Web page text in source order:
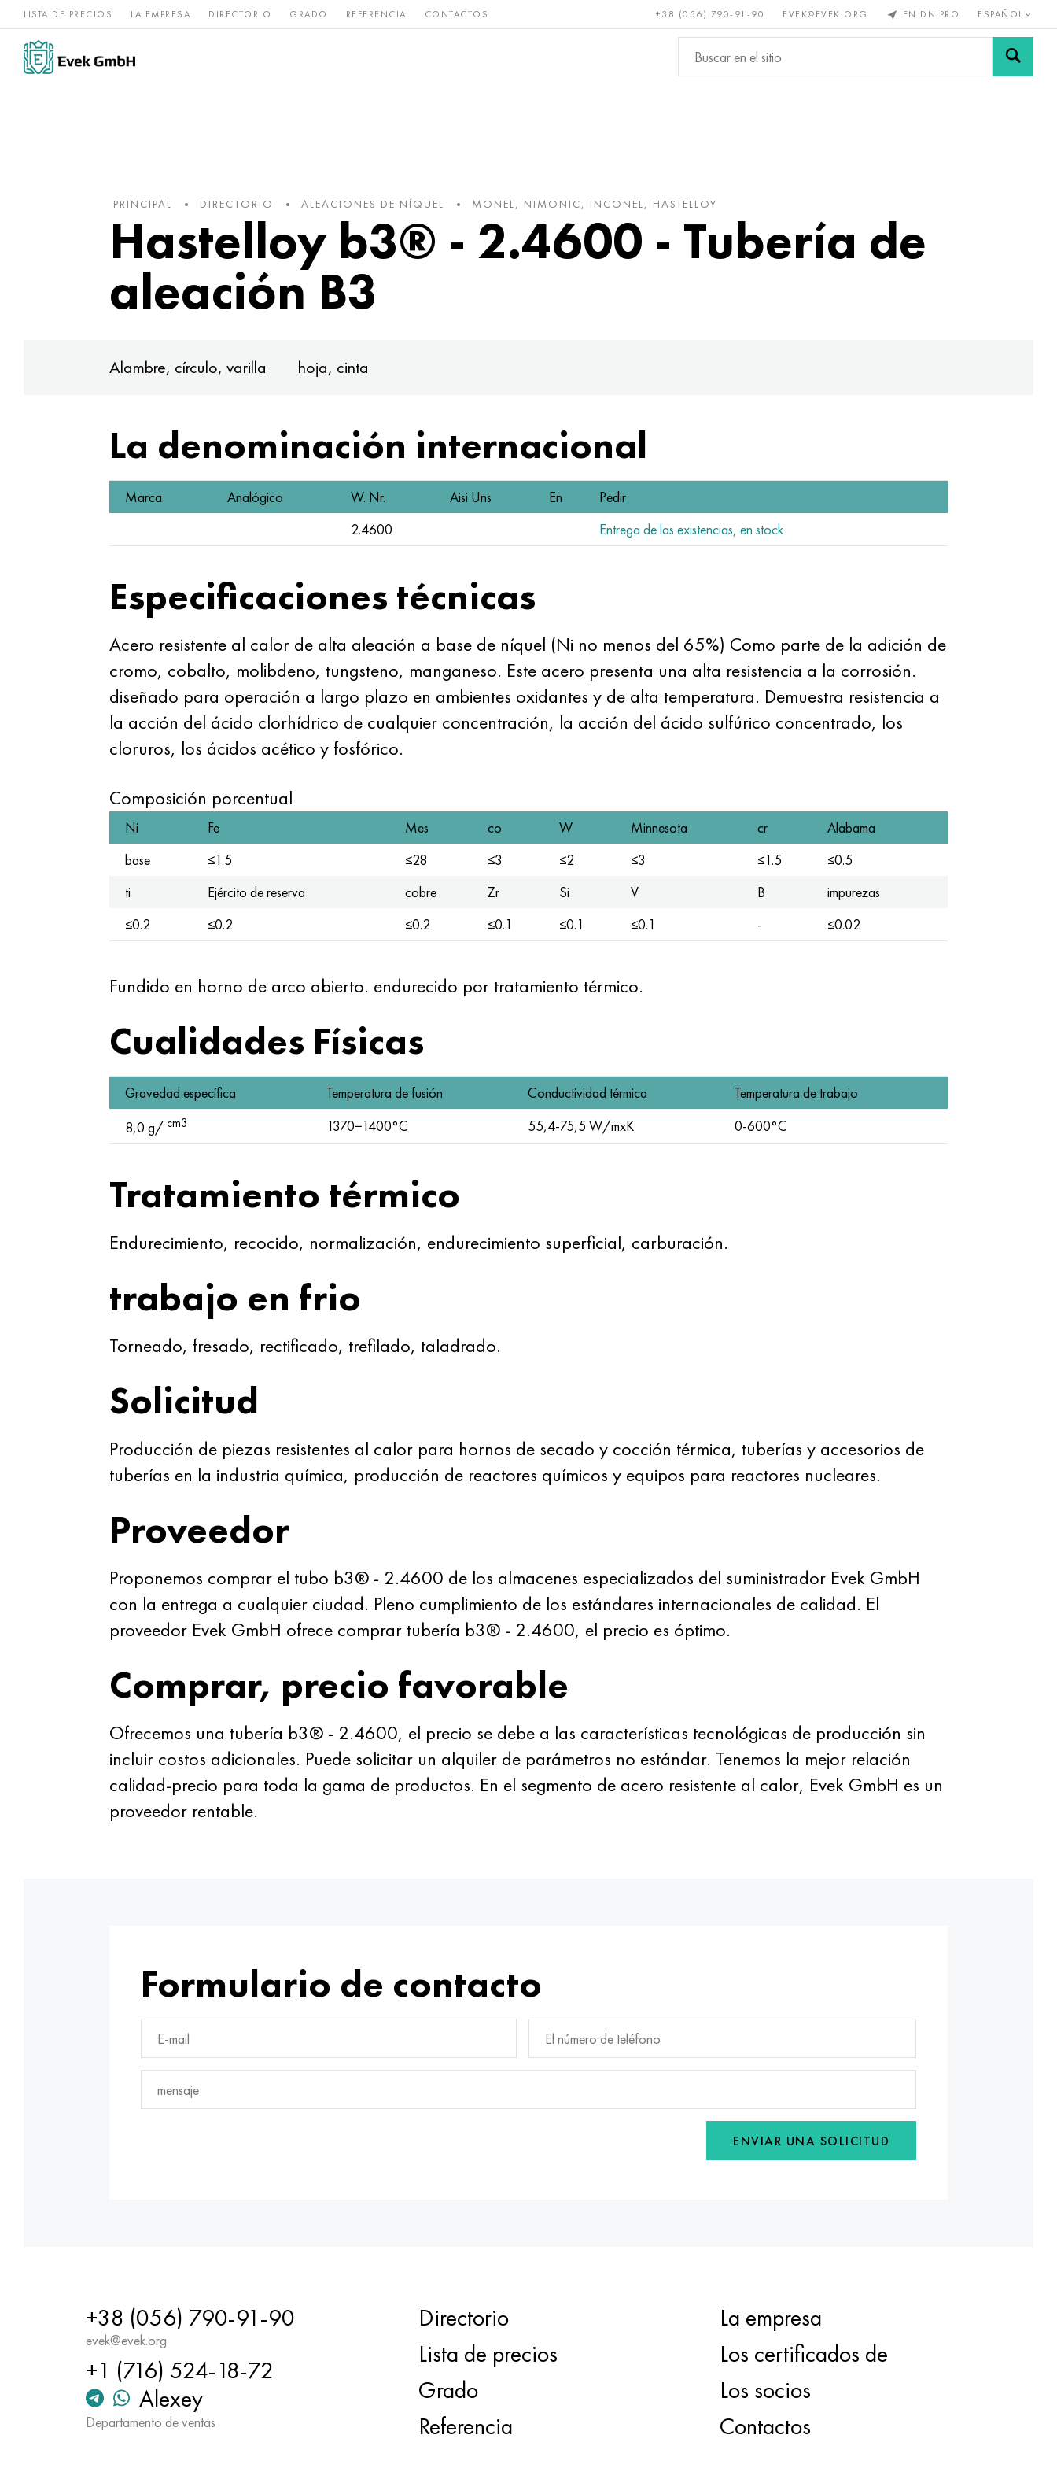
LISTA DE PRECIOS LA EMPRESA DIRECTORIO GRADO REFERENCIA CONTACTOS +38 (056) 790-91-90 EVEK@EVEK.ORG EN DNIPRO ESPAÑOL
Aleaciones de
níquel
acero Raro y Bronce, cobre, Metales no
ferrosos
Aleación de Mallas y
PRINCIPAL DIRECTORIO ALEACIONES DE NÍQUEL MONEL, NIMONIC, INCONEL, HASTELLOY
Hastelloy b3® - 2.4600 - Tubería de
aleación B3
Alambre, círculo, varilla hoja, cinta
La denominación internacional
Marca Analógico W. Nr. Aisi Uns En
Pedir
2.4600
Entrega de las existencias, en stock
Especificaciones técnicas
Acero resistente al calor de alta aleación a base de níquel (Ni no menos del 65%) Como parte de la adición de
cromo, cobalto, molibdeno, tungsteno, manganeso. Este acero presenta una alta resistencia a la corrosión.
diseñado para operación a largo plazo en ambientes oxidantes y de alta temperatura. Demuestra resistencia a
la acción del ácido clorhídrico de cualquier concentración, la acción del ácido sulfúrico concentrado, los
cloruros, los ácidos acético y fosfórico.
Composición porcentual
Ni Fe Mes co W Minnesota cr
Alabama
base
≤1.5 ≤28 ≤3 ≤2 ≤3 ≤1.5
≤0.5
ti
Ejército de reserva cobre Zr Si V B
impurezas
≤0.2
≤0.2 ≤0.2 ≤0.1 ≤0.1 ≤0.1 - ≤0.02
Fundido en horno de arco abierto. endurecido por tratamiento térmico.
Cualidades Físicas
Gravedad específica Temperatura de fusión Conductividad térmica
Temperatura de trabajo
8,0 g/ cm3 1370−1400°C 55,4-75,5 W/mxK 0-600°C
Tratamiento térmico
Endurecimiento, recocido, normalización, endurecimiento superficial, carburación.
trabajo en frio
Torneado, fresado, rectificado, trefilado, taladrado.
Solicitud
Producción de piezas resistentes al calor para hornos de secado y cocción térmica, tuberías y accesorios de
tuberías en la industria química, producción de reactores químicos y equipos para reactores nucleares.
Proveedor
Proponemos comprar el tubo b3® - 2.4600 de los almacenes especializados del suministrador Evek GmbH
con la entrega a cualquier ciudad. Pleno cumplimiento de los estándares internacionales de calidad. El
proveedor Evek GmbH ofrece comprar tubería b3® - 2.4600, el precio es óptimo.
Comprar, precio favorable
Ofrecemos una tubería b3® - 2.4600, el precio se debe a las características tecnológicas de producción sin
incluir costos adicionales. Puede solicitar un alquiler de parámetros no estándar. Tenemos la mejor relación
calidad-precio para toda la gama de productos. En el segmento de acero resistente al calor, Evek GmbH es un
proveedor rentable.
Formulario de contacto
ENVIAR UNA SOLICITUD
+38 (056) 790-91-90
evek@evek.org
+1 (716) 524-18-72
Alexey
Departamento de ventas
Directorio
Lista de precios
Grado
Referencia
La empresa
Los certificados de
Los socios
Contactos